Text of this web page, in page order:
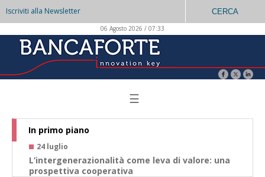
Iscriviti alla Newsletter CERCA
06 Agosto 2026 / 07:33
☰
In primo piano
24 luglio
L’intergenerazionalità come leva di valore: una
prospettiva cooperativa